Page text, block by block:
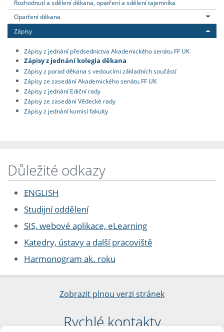
Rozhodnutí a sdělení děkana, opatření a sdělení tajemníka
Opatření děkana
Zápisy
Zápisy z jednání předsednictva Akademického senátu FF UK
Zápisy z jednání kolegia děkana
Zápisy z porad děkana s vedoucími základních součástí
Zápisy ze zasedání Akademického senátu FF UK
Zápisy z jednání Ediční rady
Zápisy ze zasedání Vědecké rady
Zápisy z jednání komisí fakulty
Důležité odkazy
ENGLISH
Studijní oddělení
SIS, webové aplikace, eLearning
Katedry, ústavy a další pracoviště
Harmonogram ak. roku
Zobrazit plnou verzi stránek
Rychlé kontakty